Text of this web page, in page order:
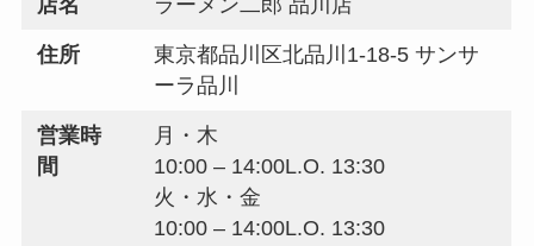
店名 ラーメン二郎 品川店
住所
東京都品川区北品川1-18-5 サンサ
ーラ品川
営業時
間
月・木
10:00 – 14:00L.O. 13:30
火・水・金
10:00 – 14:00L.O. 13:30